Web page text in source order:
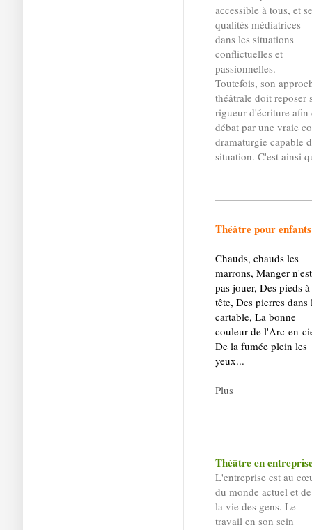
accessible à tous, et
qualités médiatrices
dans les situations
conflictuelles et
passionnelles.
Toutefois, son
théâtrale doit reposer
rigueur d'écriture
débat par une vraie
dramaturgie capable
situation. C'est ainsi
Théâtre pour
Chauds, chauds les
marrons, Manger n'est
pas jouer, Des pieds
tête, Des pierres dans
cartable, La bonne
couleur de l'Arc-en-
De la fumée plein les
yeux...
Plus
Théâtre en
L'entreprise est au
du monde actuel et de
la vie des gens. Le
travail en son sein